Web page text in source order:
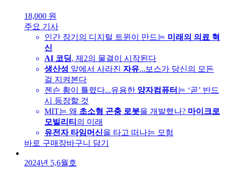
18,000 원
주요 기사
인간 장기의 디지털 트윈이 만드는 미래의 의료 혁
신
AI 코딩, 제2의 물결이 시작된다
생산성 앞에서 사라진 자유...보스가 당신의 모든
걸 지켜본다
젠슨 황이 틀렸다...유용한 양자컴퓨터 는 ‘곧’ 반드
시 등장할 것
MIT는 왜 초소형 곤충 로봇을 개발했나? 마이크로
모빌리티 의 미래
유전자 타임머신을 타고 떠나는 모험
바로 구매 장바구니 담기
2024년 5,6월호